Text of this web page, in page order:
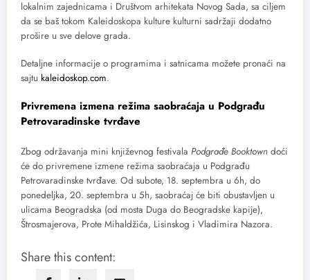
lokalnim zajednicama i Društvom arhitekata Novog Sada, sa ciljem
da se baš tokom Kaleidoskopa kulture kulturni sadržaji dodatno
prošire u sve delove grada.
Detaljne informacije o programima i satnicama možete pronaći na
sajtu kaleidoskop.com.
Privremena izmena režima saobraćaja u Podgrađu
Petrovaradinske tvrđave
Zbog održavanja mini književnog festivala Podgrađe Booktown doći
će do privremene izmene režima saobraćaja u Podgrađu
Petrovaradinske tvrđave. Od subote, 18. septembra u 6h, do
ponedeljka, 20. septembra u 5h, saobraćaj će biti obustavljen u
ulicama Beogradska (od mosta Duga do Beogradske kapije),
Štrosmajerova, Prote Mihaldžića, Lisinskog i Vladimira Nazora.
Share this content: